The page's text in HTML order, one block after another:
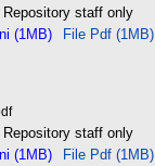
Repository staff only
(1MB)
File Pdf (1MB)
Repository staff only
(1MB)
File Pdf (1MB)